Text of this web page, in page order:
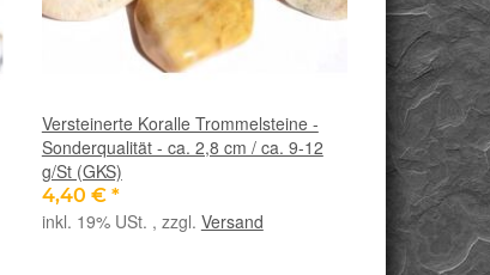
Versteinerte Koralle Trommelsteine -
Sonderqualität - ca. 2,8 cm / ca. 9-12
g/St (GKS)
4,40 € *
inkl. 19% USt. , zzgl. Versand